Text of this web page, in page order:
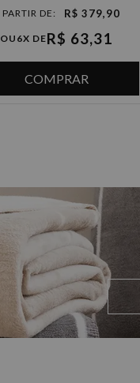
R$ 379,90
OU 6X DER$ 63,31
COMPRAR